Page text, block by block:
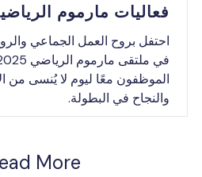
مارموم الرياضية
بروح العمل الجماعي والروح
في ملتقى مارموم
معًا ليوم لا يُنسى من الألعاب
في البطولة.
Read More